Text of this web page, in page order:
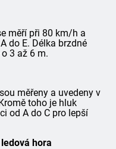
měří při 80 km/h a
do E. Délka brzdné
3 až 6 m.
měřeny a uvedeny v
toho je hluk
od A do C pro lepší
hora